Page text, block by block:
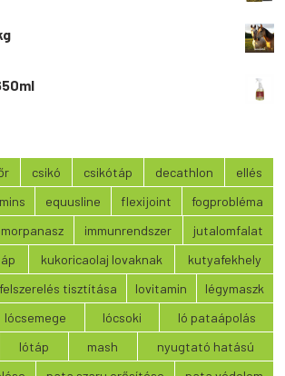
Ft.
is:
csikó csikótáp decathlon
ellés
equusline flexijoint
fogprobléma
immunrendszer
jutalomfalat
kukoricaolaj lovaknak
kutyafekhely
tisztítása lovitamin
légymaszk
lócsemege lócsoki
ló pataápolás
lótáp mash
nyugtató hatású